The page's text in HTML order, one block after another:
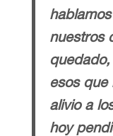
nuestros
esos que
alivio a
hoy